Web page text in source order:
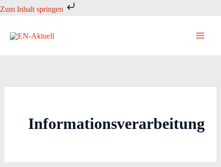
Zum Inhalt springen
Zum
springen
Informationsverarbeitung